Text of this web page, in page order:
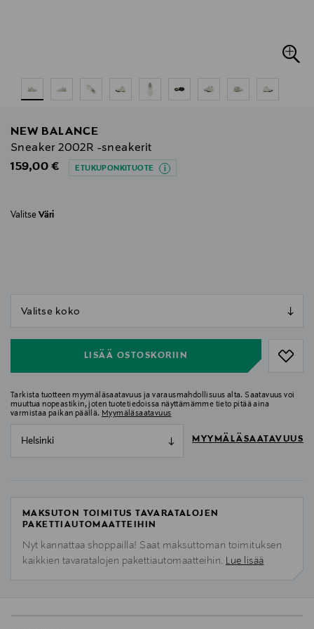
NEW BALANCE
Sneaker 2002R -sneakerit
Original Price
159,00 € ETUKUPONKITUOTE
Valitse Väri
LISÄÄ OSTOSKORIIN
Tarkista tuotteen myymäläsaatavuus ja varausmahdollisuus alta. Saatavuus voi
muuttua nopeastikin, joten tuotetiedoissa näyttämämme tieto pitää aina
varmistaa paikan päällä. Myymäläsaatavuus
Helsinki MYYMÄLÄSAATAVUUS
MAKSUTON TOIMITUS TAVARATALOJEN
PAKETTIAUTOMAATTEIHIN
Nyt kannattaa shoppailla! Saat maksuttoman toimituksen
kaikkien tavaratalojen pakettiautomaatteihin. Lue lisää